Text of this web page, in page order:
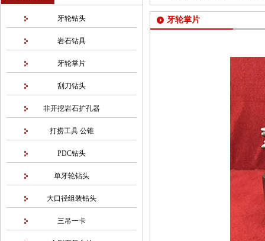
牙轮掌片
牙轮钻头
岩石钻具
牙轮掌片
刮刀钻头
非开挖岩石扩孔器
打捞工具 公锥
PDC钻头
单牙轮钻头
大口径组装钻头
三吊一卡